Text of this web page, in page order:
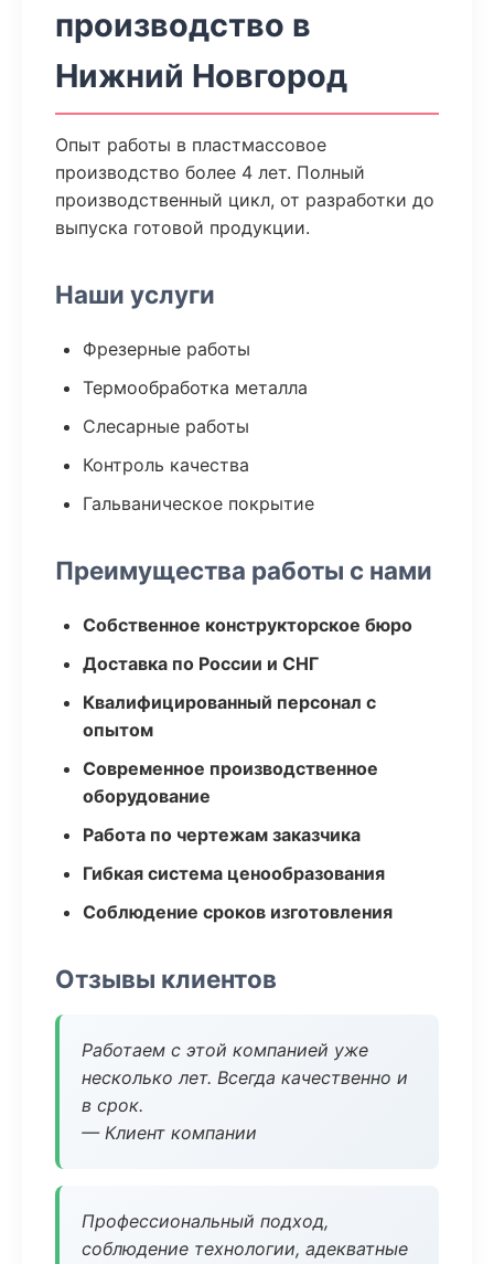
производство в
Нижний Новгород
Опыт работы в пластмассовое
производство более 4 лет. Полный
производственный цикл, от разработки до
выпуска готовой продукции.
Наши услуги
Фрезерные работы
Термообработка металла
Слесарные работы
Контроль качества
Гальваническое покрытие
Преимущества работы с нами
Собственное конструкторское бюро
Доставка по России и СНГ
Квалифицированный персонал с
опытом
Современное производственное
оборудование
Работа по чертежам заказчика
Гибкая система ценообразования
Соблюдение сроков изготовления
Отзывы клиентов
Работаем с этой компанией уже
несколько лет. Всегда качественно и
в срок.
— Клиент компании
Профессиональный подход,
соблюдение технологии, адекватные